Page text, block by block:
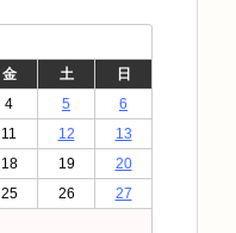
金 土
日
4 5
6
11 12
13
18 19
20
25 26
27